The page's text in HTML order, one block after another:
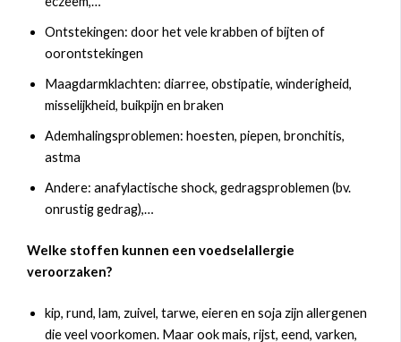
Ontstekingen: door het vele krabben of bijten of
oorontstekingen
Maagdarmklachten: diarree, obstipatie, winderigheid,
misselijkheid, buikpijn en braken
Ademhalingsproblemen: hoesten, piepen, bronchitis,
astma
Andere: anafylactische shock, gedragsproblemen (bv.
onrustig gedrag),…
Welke stoffen kunnen een voedselallergie
veroorzaken?
kip, rund, lam, zuivel, tarwe, eieren en soja zijn allergenen
die veel voorkomen. Maar ook mais, rijst, eend, varken,